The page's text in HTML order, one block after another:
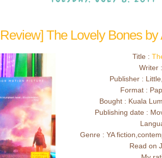
The Lovely Bones by
Title :
Writer
Publisher :
Format :
Bought : Kuala
Publishing date :
Genre : YA
Read on